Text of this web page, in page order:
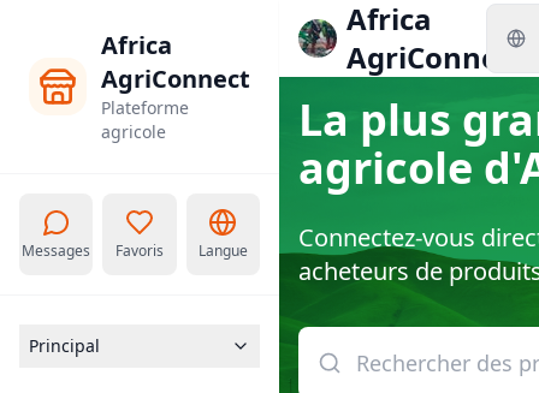
Africa
AgriConnect
Plateforme
agricole
Messages Favoris Langue
Principal
Africa
AgriConnect
La plus
agricole
Connectez-vous
acheteurs de